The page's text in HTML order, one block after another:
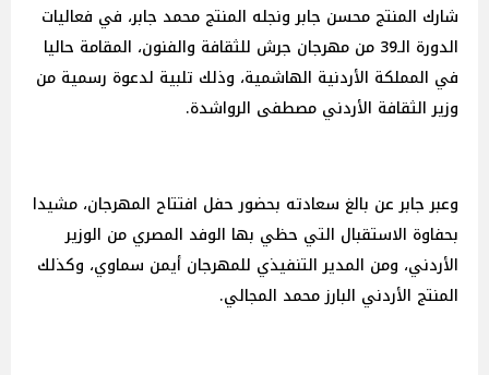
شارك المنتج محسن جابر ونجله المنتج محمد جابر، في فعاليات
الدورة الـ39 من مهرجان جرش للثقافة والفنون، المقامة حاليا
في المملكة الأردنية الهاشمية، وذلك تلبية لدعوة رسمية من
وزير الثقافة الأردني مصطفى الرواشدة.
وعبر جابر عن بالغ سعادته بحضور حفل افتتاح المهرجان، مشيدا
بحفاوة الاستقبال التي حظي بها الوفد المصري من الوزير
الأردني، ومن المدير التنفيذي للمهرجان أيمن سماوي، وكذلك
المنتج الأردني البارز محمد المجالي.